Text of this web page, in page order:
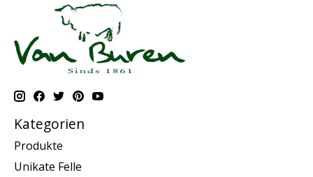
Kategorien
Produkte
Unikate Felle